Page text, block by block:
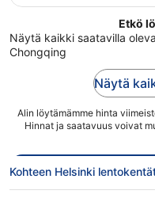
Etkö
Näytä kaikki saatavilla
Chongqing
Näytä
Alin löytämämme hinta
Hinnat ja saatavuus voivat
Kohteen Helsinki